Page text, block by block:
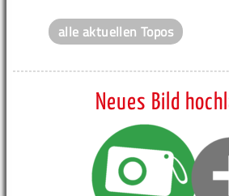
alle aktuellen Topos
Neues Bild